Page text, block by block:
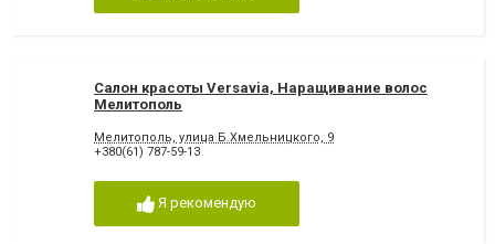
Салон красоты Versavia, Наращивание волос
Мелитополь
Мелитополь, улица Б.Хмельницкого, 9
+380(61) 787-59-13
Я рекомендую